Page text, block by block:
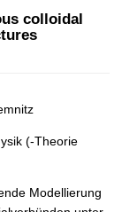
colloidal
(-Theorie
Modellierung